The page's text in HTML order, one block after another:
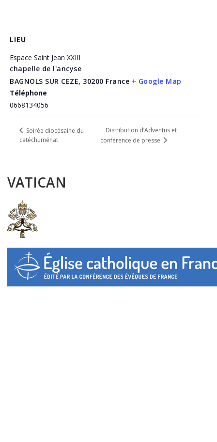
LIEU
Espace Saint Jean XXIII
chapelle de l'ancyse
BAGNOLS SUR CEZE, 30200 France + Google Map
Téléphone
0668134056
Soirée diocésaine du
catéchuménat
Distribution d’Adventus et
conférence de presse
VATICAN